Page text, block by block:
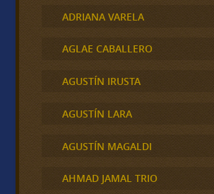
ADRIANA VARELA
AGLAE CABALLERO
AGUSTÍN IRUSTA
AGUSTÍN LARA
AGUSTÍN MAGALDI
AHMAD JAMAL TRIO